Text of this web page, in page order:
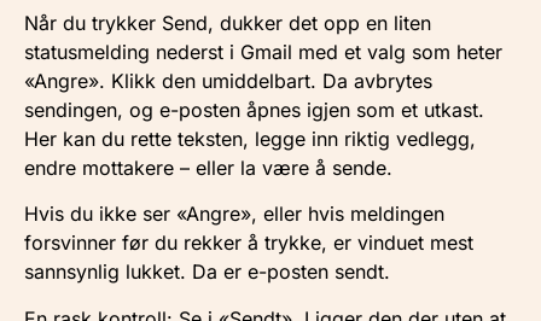
Når du trykker Send, dukker det opp en liten
statusmelding nederst i Gmail med et valg som heter
«Angre». Klikk den umiddelbart. Da avbrytes
sendingen, og e-posten åpnes igjen som et utkast.
Her kan du rette teksten, legge inn riktig vedlegg,
endre mottakere – eller la være å sende.
Hvis du ikke ser «Angre», eller hvis meldingen
forsvinner før du rekker å trykke, er vinduet mest
sannsynlig lukket. Da er e-posten sendt.